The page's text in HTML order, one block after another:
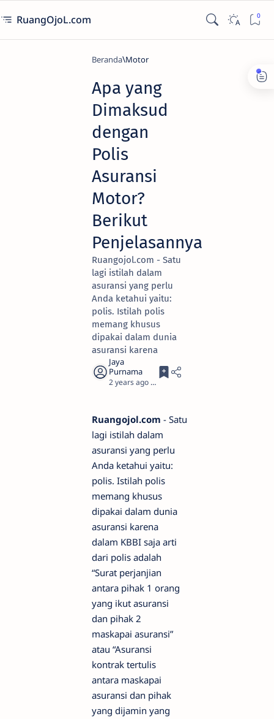
RuangOjoL.com
Beranda Motor
Apa yang
Dimaksud
dengan
Polis
Asuransi
Motor?
Berikut
Penjelasannya
Ruangojol.com - Satu
lagi istilah dalam
asuransi yang perlu
Anda ketahui yaitu:
polis. Istilah polis
memang khusus
dipakai dalam dunia
asuransi karena
2 years ago 2
Ruangojol.com - Satu
lagi istilah dalam
asuransi yang perlu
Anda ketahui yaitu:
polis. Istilah polis
memang khusus
dipakai dalam dunia
asuransi karena
dalam KBBI saja arti
dari polis adalah
“Surat perjanjian
antara pihak 1 orang
yang ikut asuransi
dan pihak 2
maskapai asuransi”
atau “Asuransi
kontrak tertulis
antara maskapai
asuransi dan pihak
yang dijamin yang